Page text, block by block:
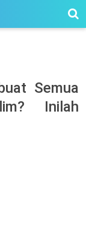
Semua
Inilah